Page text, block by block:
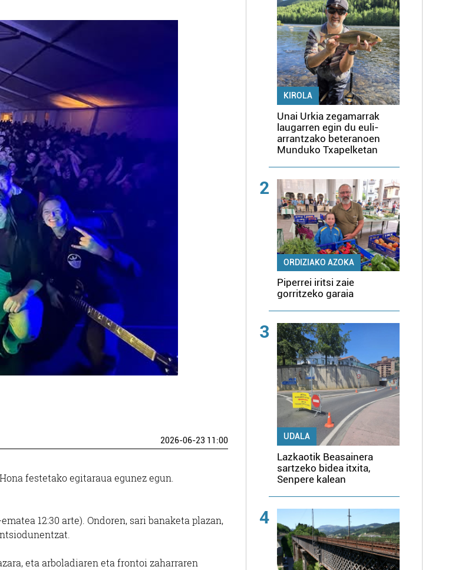
2026-06-23 11:00
festetako egitaraua egunez egun.
12:30 arte). Ondoren, sari banaketa plazan,
eta arboladiaren eta frontoi zaharraren
KIROLA
Unai Urkia zegamarrak
laugarren egin du euli-
arrantzako beteranoen
Munduko Txapelketan
2
ORDIZIAKO AZOKA
Piperrei iritsi zaie
gorritzeko garaia
3
UDALA
Lazkaotik Beasainera
sartzeko bidea itxita,
Senpere kalean
4